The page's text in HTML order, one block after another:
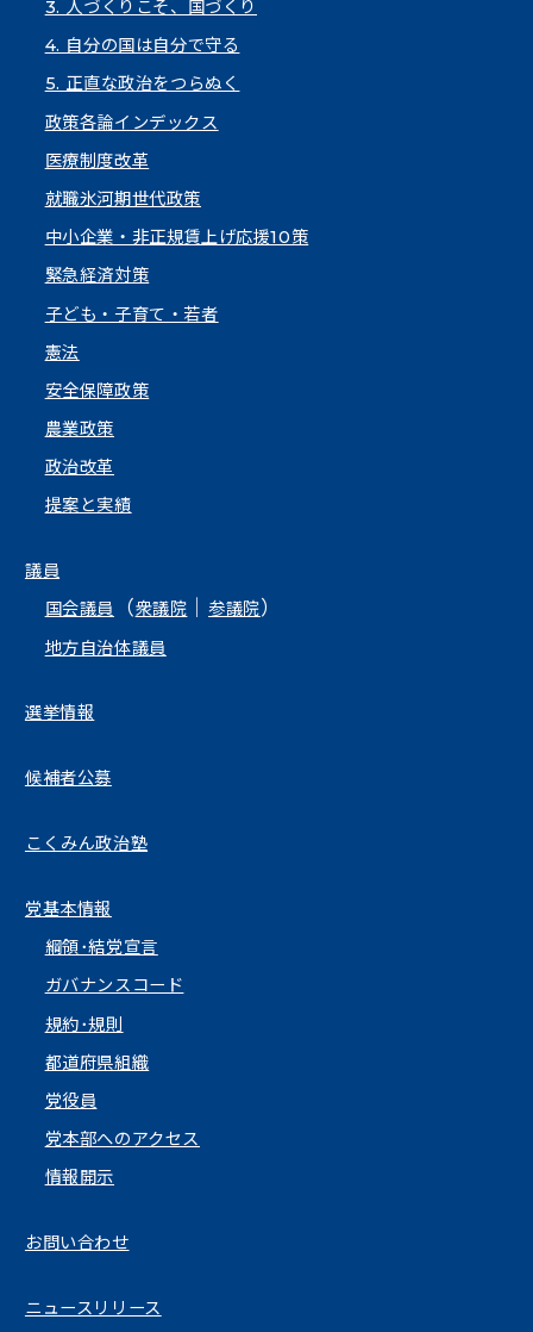
3. 人づくりこそ、国づくり
4. 自分の国は自分で守る
5. 正直な政治をつらぬく
政策各論インデックス
医療制度改革
就職氷河期世代政策
中小企業・非正規賃上げ応援10策
緊急経済対策
子ども・子育て・若者
憲法
安全保障政策
農業政策
政治改革
提案と実績
議員
国会議員
（衆議院 ｜参議院）
地方自治体議員
選挙情報
候補者公募
こくみん政治塾
党基本情報
綱領･結党宣言
ガバナンスコード
規約･規則
都道府県組織
党役員
党本部へのアクセス
情報開示
お問い合わせ
ニュースリリース